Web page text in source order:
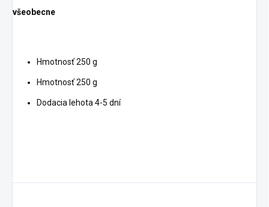
všeobecne
Hmotnosť 250 g
Hmotnosť 250 g
Dodacia lehota 4-5 dní